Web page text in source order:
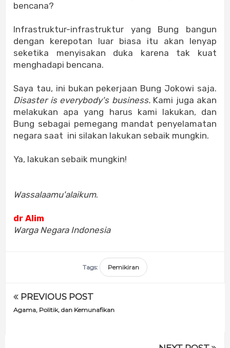
bencana?
Infrastruktur-infrastruktur yang Bung bangun
dengan kerepotan luar biasa itu akan lenyap
seketika menyisakan duka karena tak kuat
menghadapi bencana.
Saya tau, ini bukan pekerjaan Bung Jokowi saja.
Disaster is everybody's business.Kami juga akan
melakukan apa yang harus kami lakukan, dan
Bung sebagai pemegang mandat penyelamatan
negara saat ini silakan lakukan sebaik mungkin.
Ya, lakukan sebaik mungkin!
Wassalaamu'alaikum.
dr Alim
Warga Negara Indonesia
Tags: Pemikiran
PREVIOUS POST
Agama, Politik, dan Kemunafikan